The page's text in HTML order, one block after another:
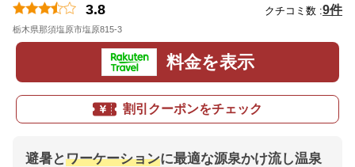
3.8 クチコミ数 :9件
栃木県那須塩原市塩原815-3
料金を表示
割引クーポンをチェック
避暑とワーケーションに最適な源泉かけ流し温泉